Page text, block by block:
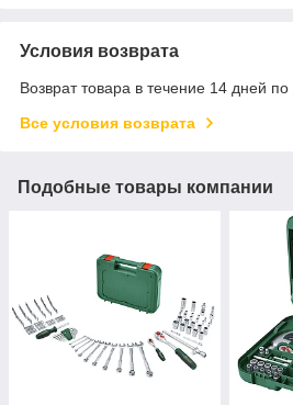
Условия возврата
Возврат товара в течение 14 дней по
Все условия возврата
Подобные товары компании